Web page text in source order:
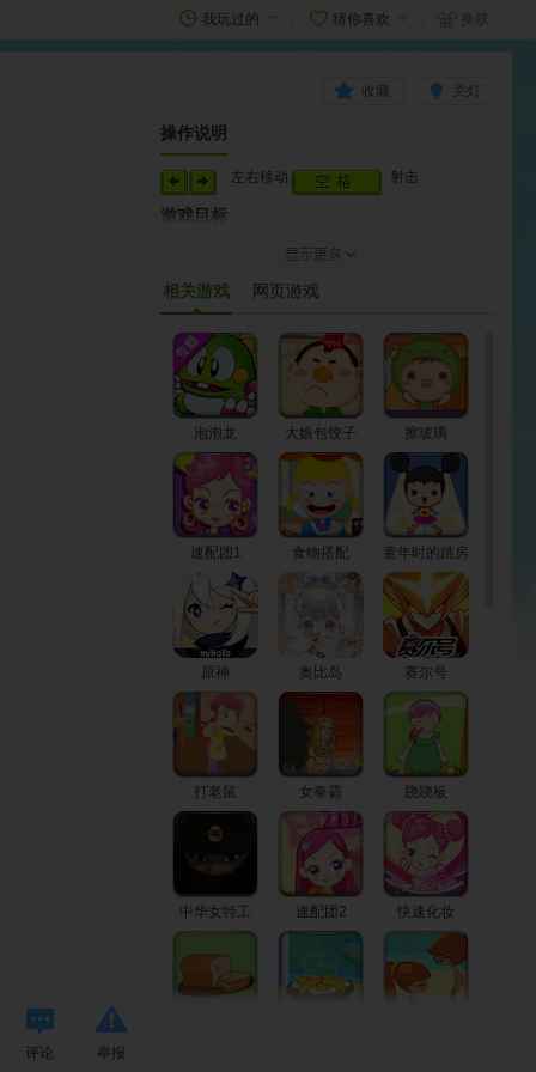
我玩过的 猜你喜欢 换肤
关灯
收藏
评论 举报
操作说明
左右移动, 射击
游戏目标
如何开始
游戏加载完成后，点击“右下角第二按钮”，即可进入
游戏。
相关游戏 网页游戏
泡泡龙 大娘包饺子 擦玻璃
速配团1 食物搭配
童年时的跳房
子
原神 奥比岛 赛尔号
打老鼠 女拳霸 跷跷板
中华女特工 速配团2 快速化妆